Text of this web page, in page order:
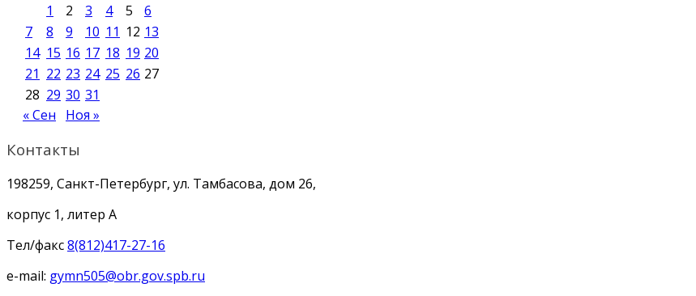
1
2 3 4 5
6
7
8 9 10 11 12 13
14 15 16 17 18 19 20
21 22 23 24 25 26 27
28 29 30 31
« Сен
Ноя »
Контакты
198259, Санкт-Петербург, ул. Тамбасова, дом 26,
корпус 1, литер А
Тел/факс8(812)417-27-16
e-mail: gymn505@obr.gov.spb.ru